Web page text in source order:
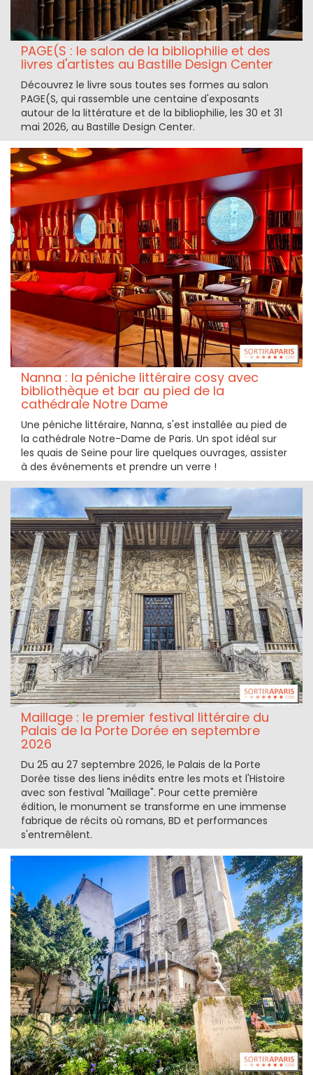
PAGE(S : le salon de la bibliophilie et des
livres d'artistes au Bastille Design Center
Découvrez le livre sous toutes ses formes au salon
PAGE(S, qui rassemble une centaine d'exposants
autour de la littérature et de la bibliophilie, les 30 et 31
mai 2026, au Bastille Design Center.
Nanna : la péniche littéraire cosy avec
bibliothèque et bar au pied de la
cathédrale Notre Dame
Une péniche littéraire, Nanna, s'est installée au pied de
la cathédrale Notre-Dame de Paris. Un spot idéal sur
les quais de Seine pour lire quelques ouvrages, assister
à des événements et prendre un verre !
Maillage : le premier festival littéraire du
Palais de la Porte Dorée en septembre
2026
Du 25 au 27 septembre 2026, le Palais de la Porte
Dorée tisse des liens inédits entre les mots et l'Histoire
avec son festival "Maillage". Pour cette première
édition, le monument se transforme en une immense
fabrique de récits où romans, BD et performances
s'entremêlent.